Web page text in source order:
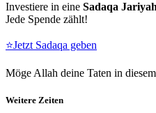
Investiere in eine Sadaqa Jariyah
Jede Spende zählt!
⭐Jetzt Sadaqa geben
Möge Allah deine Taten in
Weitere Zeiten